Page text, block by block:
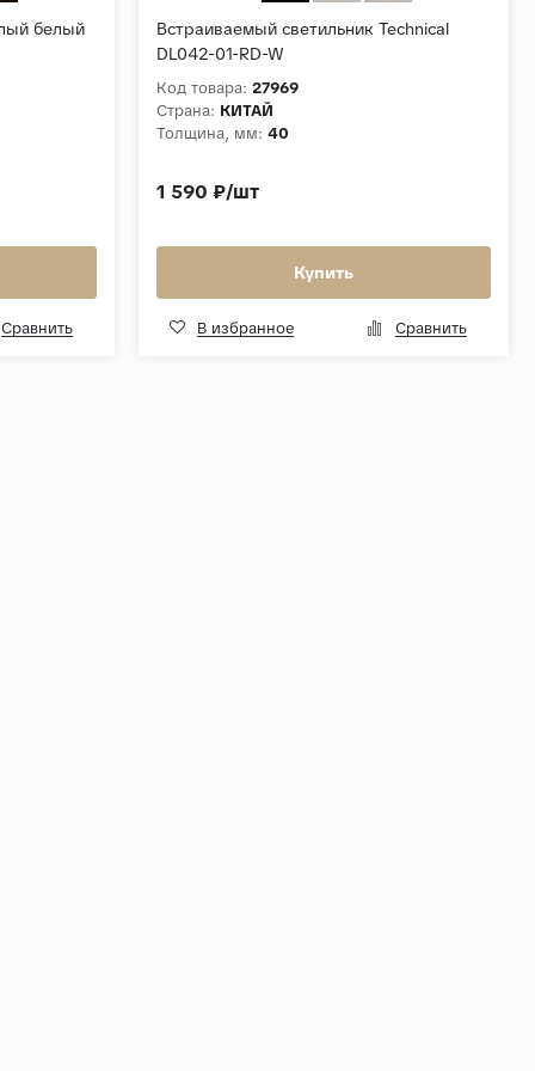
белый
Сравнить
Встраиваемый светильник Technical
DL042-01-RD-W
Код товара: 27969
Страна: КИТАЙ
Толщина, мм: 40
1 590 ₽/шт
Купить
В избранное Сравнить